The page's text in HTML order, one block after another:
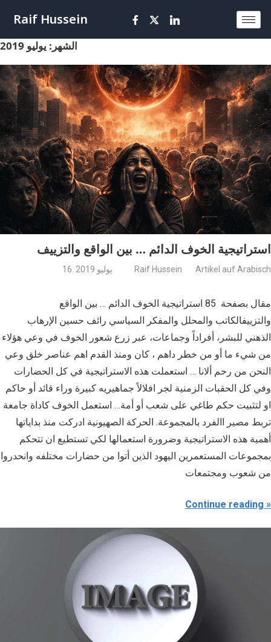
Raif Hussein
الشهر: يوليو 2019
استراتيجية الخوف الدائم … بين الواقع والتزييف
16. يوليو 2019 Raif Hussein Artikel auf Arabisch
والتزييفالكاتب والمحلل والمفكر السياسي رائف حسين الإرهاب
الذهني للبشر، أفراداً وجماعات، عبر زرع شعور الخوف في وعي هؤلاء
من شيء ما أو من خطر داهم ، كان ومنذ القدم اهم عناصر خلق وعي
النحن من رحم ألانا … استعملت هذه الاستراتيجية في كل الحضارات
وفي كل الحقبات الزمنية لجر افلالاً جماهيريه كبيرة وراء قائد أو حاكم
او لتثبيت حكم طاغي على شعب أو أمة… استعمل الخوف كاداة جامعة
تربط مصير االفرد بالمجموعة. الحركة الصهيونية ادركت منذ بداياتها
أهمية هذه الاستراتيجية وضرورة استعمالها لكي تستطيع ان تتحكم
بمجموعات المستعمرين اليهود الذين أتوا من حضارات مختلفه وانحدروا
من شعوب ومجتمعات
Continue reading